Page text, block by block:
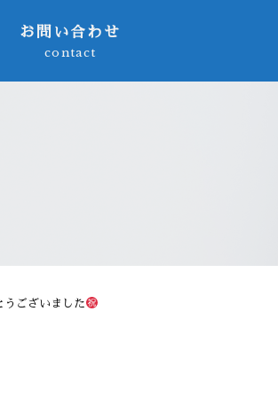
お問い合わせ
contact
うございました